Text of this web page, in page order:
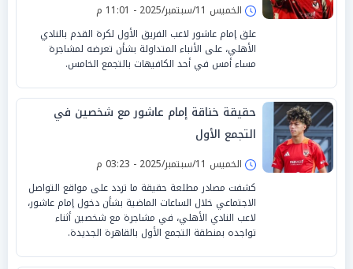
الخميس 11/سبتمبر/2025 - 11:01 م
علق إمام عاشور لاعب الفريق الأول لكرة القدم بالنادي
الأهلي، على الأنباء المتداولة بشأن تعرضه لمشاجرة
مساء أمس في أحد الكافيهات بالتجمع الخامس.
حقيقة خناقة إمام عاشور مع شخصين في
التجمع الأول
الخميس 11/سبتمبر/2025 - 03:23 م
كشفت مصادر مطلعة حقيقة ما تردد على مواقع التواصل
الاجتماعي خلال الساعات الماضية بشأن دخول إمام عاشور،
لاعب النادي الأهلي، في مشاجرة مع شخصين أثناء
تواجده بمنطقة التجمع الأول بالقاهرة الجديدة.